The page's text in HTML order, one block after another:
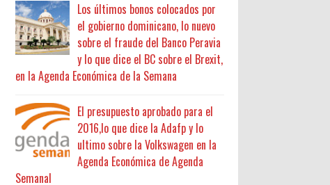
Los últimos bonos colocados por
el gobierno dominicano, lo nuevo
sobre el fraude del Banco Peravia
y lo que dice el BC sobre el Brexit,
en la Agenda Económica de la Semana
El presupuesto aprobado para el
2016,lo que dice la Adafp y lo
ultimo sobre la Volkswagen en la
Agenda Económica de Agenda
Semanal